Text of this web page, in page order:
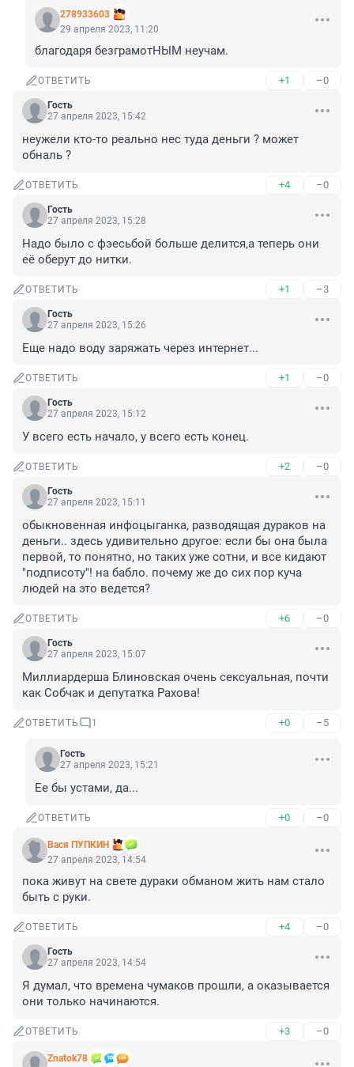
278933603
29 апреля 2023, 11:20
благодаря безграмотНЫМ неучам.
ОТВЕТИТЬ +1 –0
Гость
27 апреля 2023, 15:42
неужели кто-то реально нес туда деньги ? может
обналь ?
ОТВЕТИТЬ +4 –0
Гость
27 апреля 2023, 15:28
Надо было с фэесьбой больше делится,а теперь они
её оберут до нитки.
ОТВЕТИТЬ +1 –3
Гость
27 апреля 2023, 15:26
Еще надо воду заряжать через интернет...
ОТВЕТИТЬ +1 –0
Гость
27 апреля 2023, 15:12
У всего есть начало, у всего есть конец.
ОТВЕТИТЬ +2 –0
Гость
27 апреля 2023, 15:11
обыкновенная инфоцыганка, разводящая дураков на
деньги.. здесь удивительно другое: если бы она была
первой, то понятно, но таких уже сотни, и все кидают
"подписоту"! на бабло. почему же до сих пор куча
людей на это ведется?
ОТВЕТИТЬ +6 –0
Гость
27 апреля 2023, 15:07
Миллиардерша Блиновская очень сексуальная, почти
как Собчак и депутатка Рахова!
ОТВЕТИТЬ 1 +0 –5
Гость
27 апреля 2023, 15:21
Ее бы устами, да...
ОТВЕТИТЬ +0 –0
Вася ПУПКИН
27 апреля 2023, 14:54
пока живут на свете дураки обманом жить нам стало
быть с руки.
ОТВЕТИТЬ +4 –0
Гость
27 апреля 2023, 14:54
Я думал, что времена чумаков прошли, а оказывается
они только начинаются.
ОТВЕТИТЬ +3 –0
Znatok78